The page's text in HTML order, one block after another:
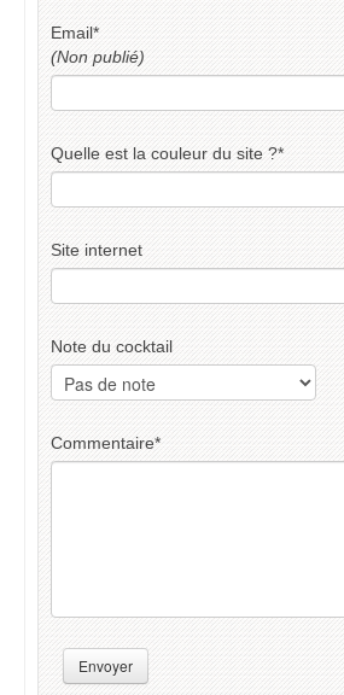
Email*
(Non publié)
Quelle est la couleur du site ?*
Site internet
Note du cocktail
Commentaire*
Envoyer